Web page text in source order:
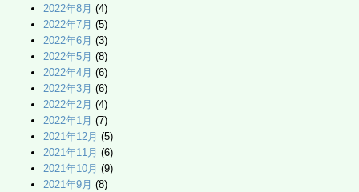
2022年8月 (4)
2022年7月 (5)
2022年6月 (3)
2022年5月 (8)
2022年4月 (6)
2022年3月 (6)
2022年2月 (4)
2022年1月 (7)
2021年12月 (5)
2021年11月 (6)
2021年10月 (9)
2021年9月 (8)